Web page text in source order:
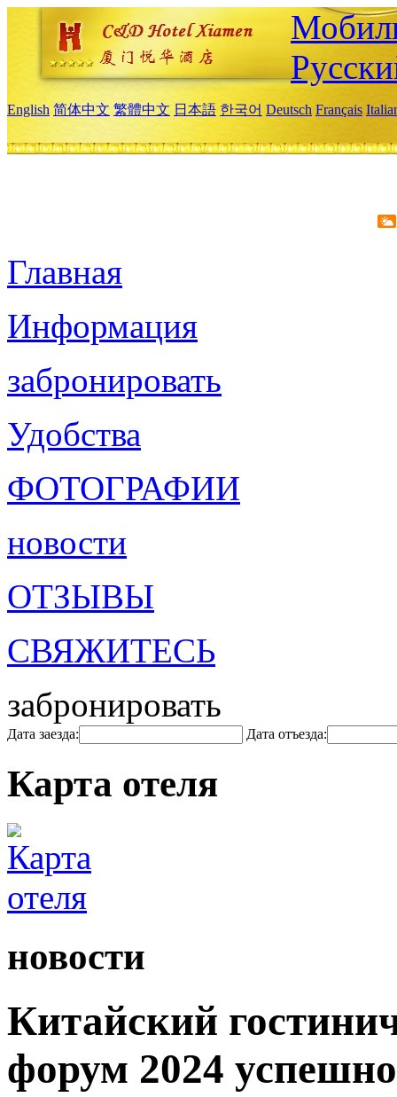
English 简体中文 繁體中文 日本語 한국어 Deutsch Français
Главная
Информация
забронировать
Удобства
ФОТОГРАФИИ
новости
ОТЗЫВЫ
СВЯЖИТЕСЬ
забронировать
Дата заезда: Дата отъезда:
Карта отеля
новости
Китайский
форум 2024